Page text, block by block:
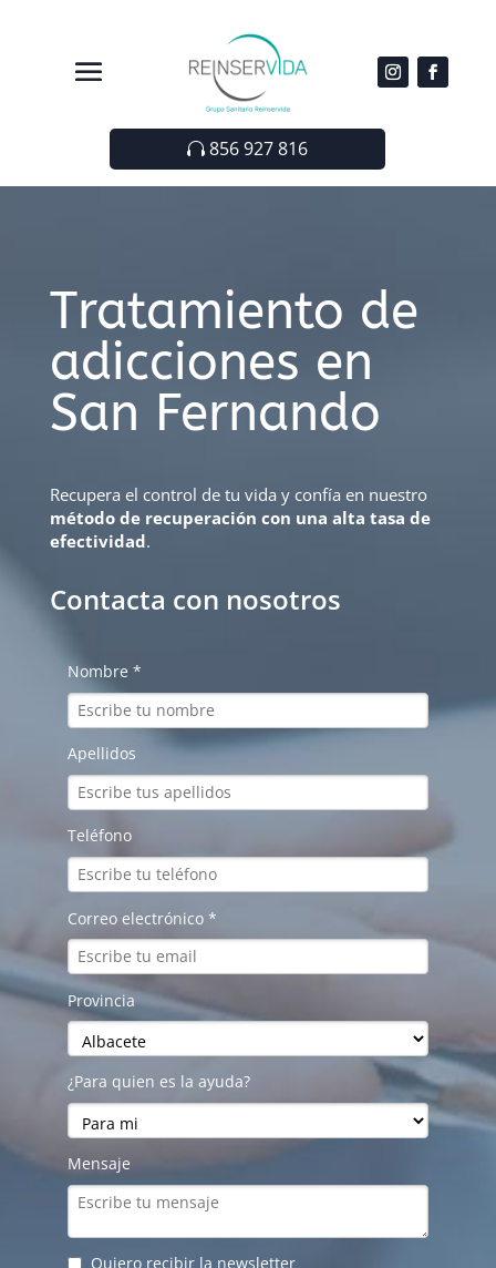
856 927 816
Tratamiento de
adicciones en
San Fernando
Recupera el control de tu vida y confía en nuestro
método de recuperación con una alta tasa de
efectividad.
Contacta con nosotros